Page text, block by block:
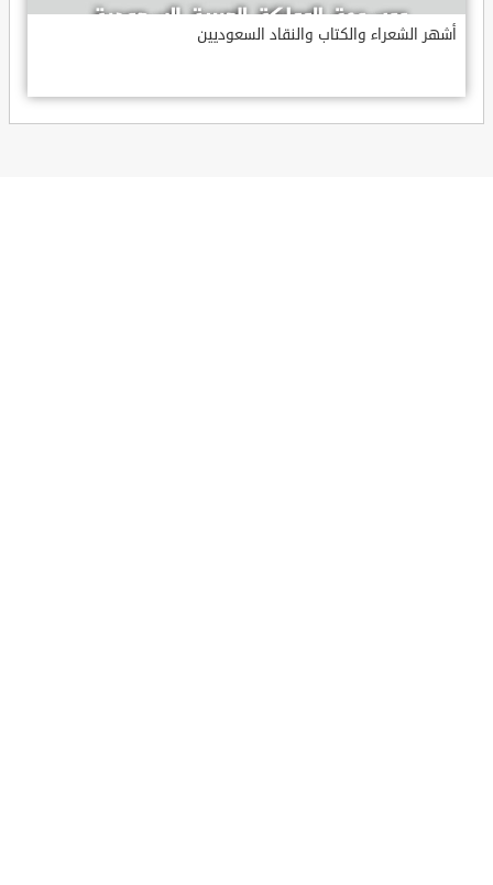
أشهر الشعراء والكتاب والنقاد السعوديين